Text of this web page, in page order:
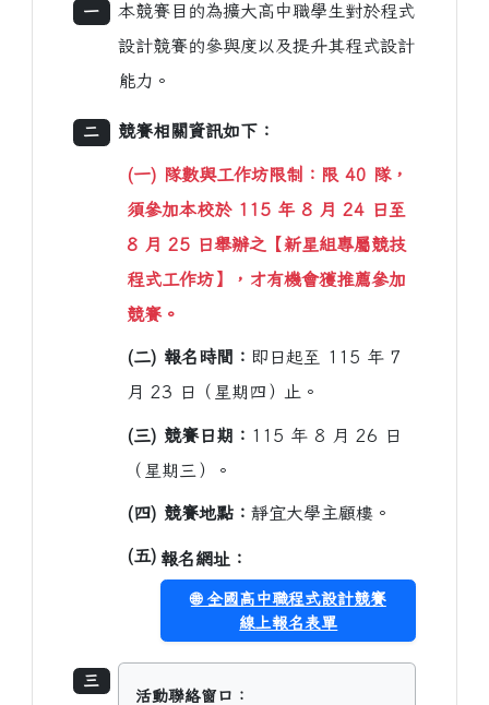
一
本競賽目的為擴大高中職學生對於程式
設計競賽的參與度以及提升其程式設計
能力。
二 競賽相關資訊如下：
(一) 隊數與工作坊限制： 限 40 隊，
須參加本校於 115 年 8 月 24 日至
8 月 25 日舉辦之【新星組專屬競技
程式工作坊】，才有機會獲推薦參加
競賽。
(二) 報名時間： 即日起至 115 年 7
月 23 日（星期四）止。
(三) 競賽日期： 115 年 8 月 26 日
（星期三）。
(四) 競賽地點： 靜宜大學主顧樓。
(五) 報名網址：
🌐 全國高中職程式設計競賽
線上報名表單
三
活動聯絡窗口：